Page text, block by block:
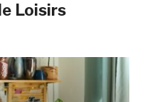
Loisirs